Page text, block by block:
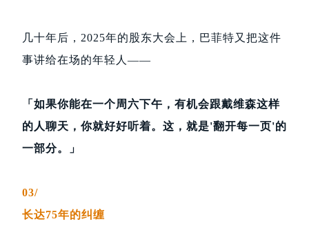
几十年后，2025年的股东大会上，巴菲特又把这件
事讲给在场的年轻人——
「如果你能在一个周六下午，有机会跟戴维森这样
的人聊天，你就好好听着。这，就是'翻开每一页'的
一部分。」
03/
长达75年的纠缠